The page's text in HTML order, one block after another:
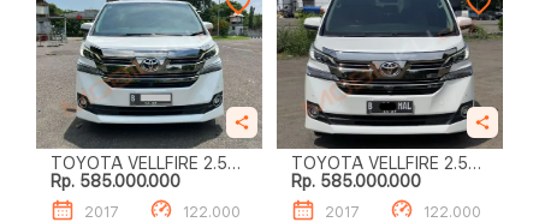
TOYOTA VELLFIRE 2.5L
G A/T
Rp. 585.000.000
2017
122.000
TOYOTA VELLFIRE 2.5L
G A/T
Rp. 585.000.000
2017 122.000